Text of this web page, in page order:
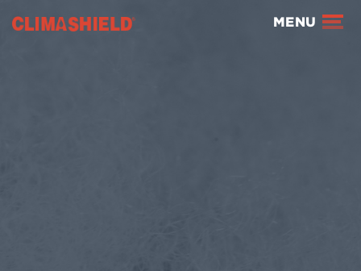
Climashield® MENU